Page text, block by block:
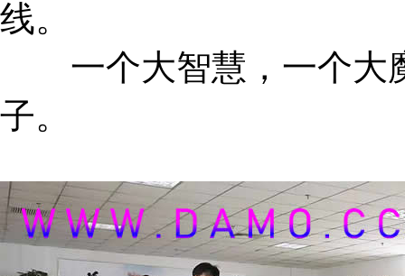
线。
一个大智慧，一个大
子。